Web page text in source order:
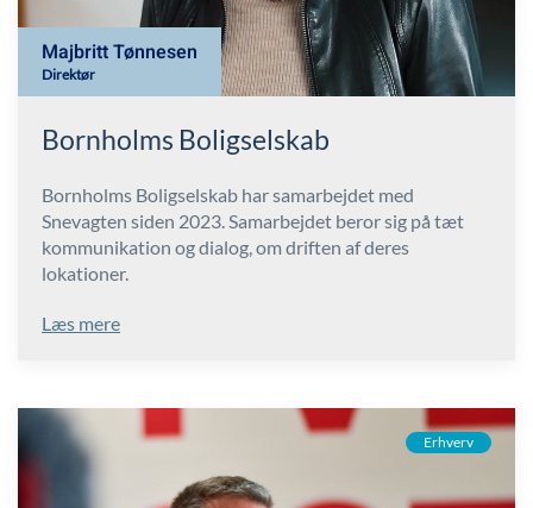
Majbritt Tønnesen
Direktør
Bornholms Boligselskab
Bornholms Boligselskab har samarbejdet med
Snevagten siden 2023. Samarbejdet beror sig på tæt
kommunikation og dialog, om driften af deres
lokationer.
Læs mere
Erhverv